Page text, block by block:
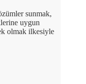
sunmak,
uygun
olmak ilkesiyle